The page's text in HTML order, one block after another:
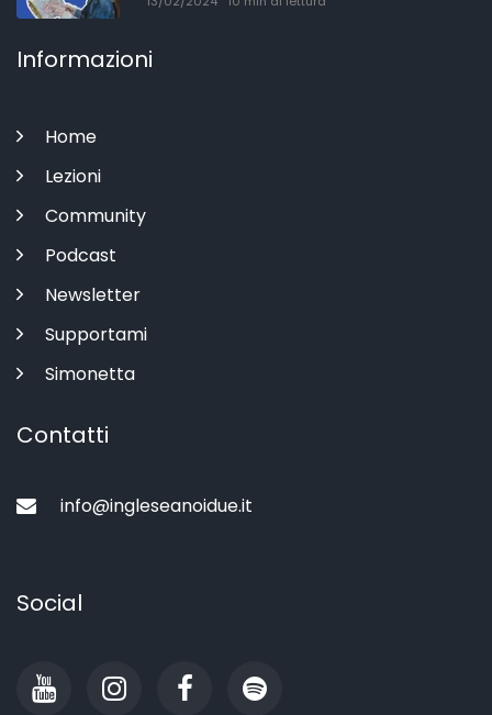
Informazioni
Home
Lezioni
Community
Podcast
Newsletter
Supportami
Simonetta
Contatti
info@ingleseanoidue.it
Social